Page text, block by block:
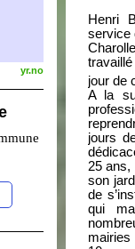
yr.no
Henri
service
jour de
A la
jours
25 ans,
son
de
qui
mairies